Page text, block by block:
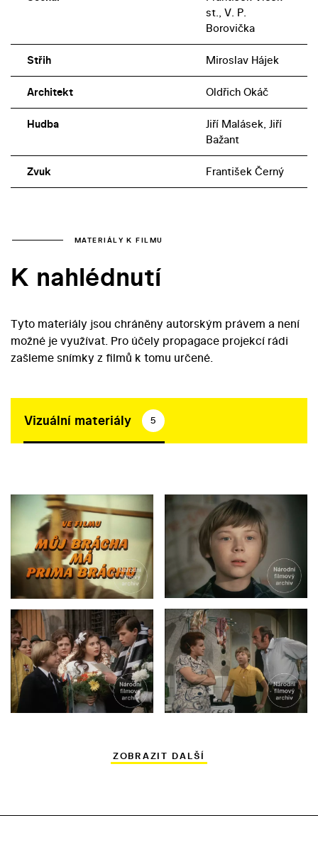
st., V. P.
Borovička
Střih Miroslav Hájek
Architekt Oldřich Okáč
Hudba
Jiří Malásek, Jiří
Bažant
Zvuk František Černý
MATERIÁLY K FILMU
K nahlédnutí
Tyto materiály jsou chráněny autorským právem a není
možné je využívat. Pro účely propagace projekcí rádi
zašleme snímky z filmů k tomu určené.
Vizuální materiály 5
ZOBRAZIT DALŠÍ